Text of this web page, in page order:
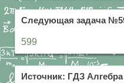
Следующая задача
599
Источник: ГДЗ